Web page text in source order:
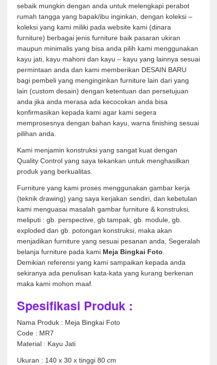
sebaik mungkin dengan anda untuk melengkapi perabot
rumah tangga yang bapak/ibu inginkan, dengan koleksi –
koleksi yang kami miliki pada website kami (dinara
furniture) berbagai jenis furniture baik pasaran ukiran
maupun minimalis yang bisa anda pilih kami menggunakan
kayu jati, kayu mahoni dan kayu – kayu yang lainnya sesuai
permintaan anda dan kami memberikan DESAIN BARU
bagi pembeli yang menginginkan furniture lain dari yang
lain (custom desain) dengan ketentuan dan persetujuan
anda jika anda merasa ada kecocokan anda bisa
konfirmasikan kepada kami agar kami segera
memprosesnya dengan bahan kayu, warna finishing sesuai
pilihan anda.
Kami menjamin konstruksi yang sangat kuat dengan
Quality Control yang saya tekankan untuk menghasilkan
produk yang berkualitas.
Furniture yang kami proses menggunakan gambar kerja
(teknik drawing) yang saya kerjakan sendiri, dan kebetulan
kami menguasai masalah gambar furniture & konstruksi,
meliputi : gb. perspective, gb.tampak, gb. module, gb.
exploded dan gb. potongan konstruksi, maka akan
menjadikan furniture yang sesuai pesanan anda, Segeralah
belanja furniture pada kami Meja Bingkai Foto
Demikian referensi yang kami sampaikan kepada anda
sekiranya ada penulisan kata-kata yang kurang berkenan
maka kami mohon maaf.
Spesifikasi Produk :
Nama Produk : Meja Bingkai Foto
Code : MR7
Material : Kayu Jati
Ukuran : 140 x 30 x tinggi 80 cm